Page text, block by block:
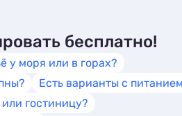
бесплатно!
у моря или в горах?
Есть варианты с
гостиницу?